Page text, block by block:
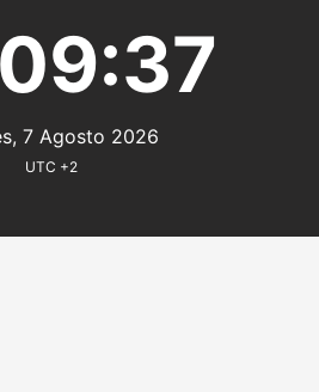
7 Agosto 2026
UTC +2